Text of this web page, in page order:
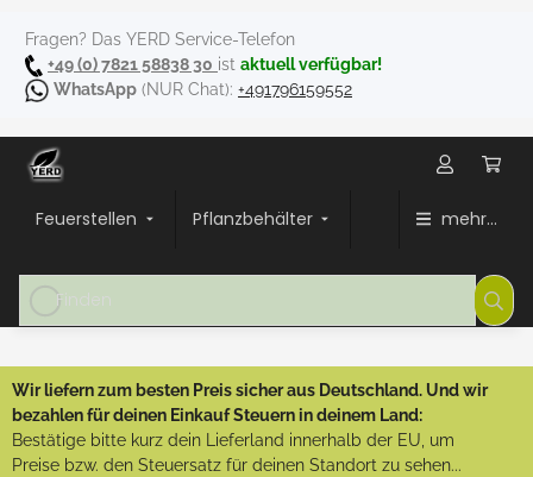
Fragen? Das YERD Service-Telefon
+49 (0) 7821 58838 30 ist aktuell verfügbar!
WhatsApp (NUR Chat): +491796159552
Feuerstellen Pflanzbehälter mehr...
Wir liefern zum besten Preis sicher aus Deutschland. Und wir
bezahlen für deinen Einkauf Steuern in deinem Land:
Bestätige bitte kurz dein Lieferland innerhalb der EU, um
Preise bzw. den Steuersatz für deinen Standort zu sehen...